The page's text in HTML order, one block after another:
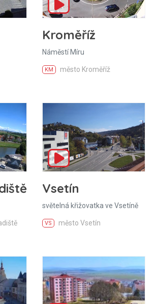
Kroměříž
Náměstí Míru
KM město Kroměříž
Vsetín
světelná křižovatka ve Vsetíně
VS město Vsetín